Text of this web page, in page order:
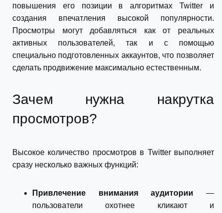
повышения его позиции в алгоритмах Twitter и
создания впечатления высокой популярности.
Просмотры могут добавляться как от реальных
активных пользователей, так и с помощью
специально подготовленных аккаунтов, что позволяет
сделать продвижение максимально естественным.
Зачем нужна накрутка
просмотров?
Высокое количество просмотров в Twitter выполняет
сразу несколько важных функций:
Привлечение внимания аудитории —
пользователи охотнее кликают и